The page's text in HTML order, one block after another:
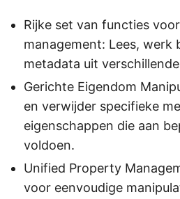
Rijke set van functies
management: Lees, werk
metadata uit
Gerichte Eigendom
en verwijder specifieke
eigenschappen die aan
voldoen.
Unified Property
voor eenvoudige